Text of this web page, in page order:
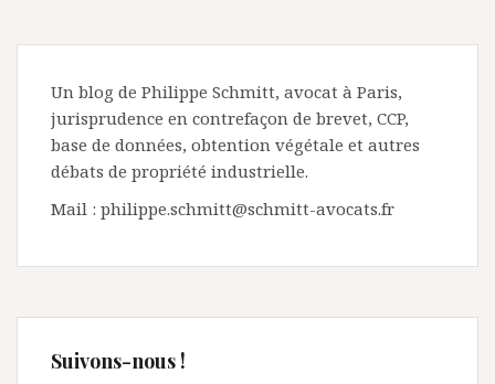
Un blog de Philippe Schmitt, avocat à Paris,
jurisprudence en contrefaçon de brevet, CCP,
base de données, obtention végétale et autres
débats de propriété industrielle.
Mail : philippe.schmitt@schmitt-avocats.fr
Suivons-nous !